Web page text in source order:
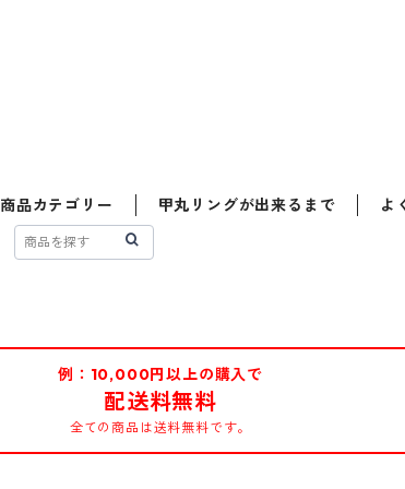
商品カテゴリー 甲丸リングが出来るまで
よ
例：10,000円以上の購入で
配送料無料
全ての商品は送料無料です。